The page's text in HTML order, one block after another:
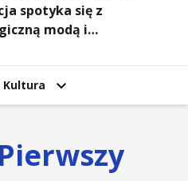
spotyka się z
modą i
Kultura